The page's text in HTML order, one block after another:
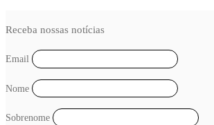
Receba nossas notícias
Email
Nome
Sobrenome